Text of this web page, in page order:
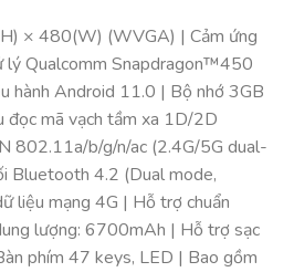
× 480(W) (WVGA) | Cảm ứng
lý Qualcomm Snapdragon™450
hành Android 11.0 | Bộ nhớ 3GB
mã vạch tầm xa 1D/2D
802.11a/b/g/n/ac (2.4G/5G dual-
Bluetooth 4.2 (Dual mode,
liệu mạng 4G | Hỗ trợ chuẩn
lượng: 6700mAh | Hỗ trợ sạc
phím 47 keys, LED | Bao gồm